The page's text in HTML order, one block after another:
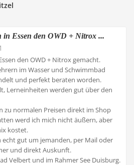
in Essen den OWD + Nitrox ...
den OWD + Nitrox gemacht.
im Wasser und Schwimmbad
und perfekt beraten worden.
Lerneinheiten werden gut über den
zu normalen Preisen direkt im Shop
werd ich mich nicht äußern, aber
kostet.
gut um jemanden, per Mail oder
und direkt Auskunft.
Velbert und im Rahmer See Duisburg.